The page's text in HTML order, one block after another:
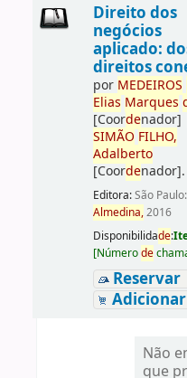
Direito dos
negócios
aplicado:
direitos
por MEDEIROS
Elias Marques
[Coordenador]
SIMÃO FILHO,
Adalberto
[Coordenador].
Editora:São Paulo:
Almedina,2016
Disponibilidade:
[Númerode
Reservar
Não
que